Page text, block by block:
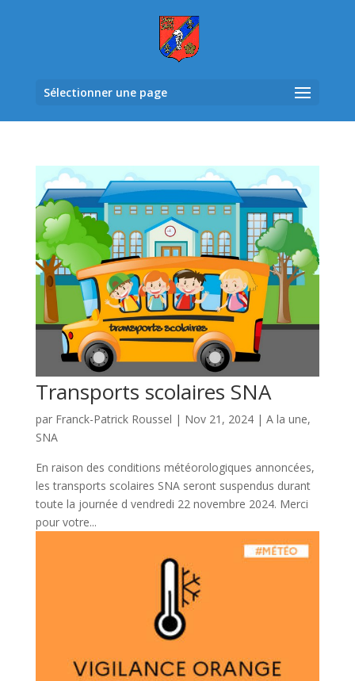
Sélectionner une page
Transports scolaires SNA
par Franck-Patrick Roussel | Nov 21, 2024| A la une,
SNA
En raison des conditions météorologiques annoncées,
les transports scolaires SNA seront suspendus durant
toute la journée d vendredi 22 novembre 2024. Merci
pour votre...